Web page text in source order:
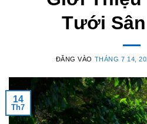
Tưới
ĐĂNG VÀO THÁNG 7 14,
14
Th7